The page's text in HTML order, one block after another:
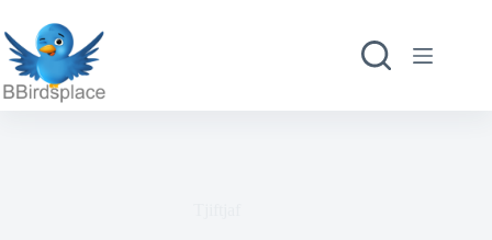
naar
de
inhoud